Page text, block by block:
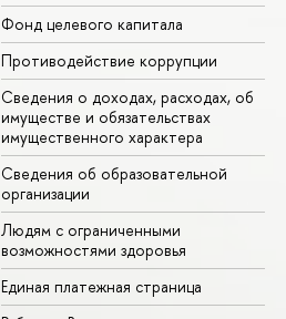
Фонд целевого капитала
Противодействие коррупции
Сведения о доходах, расходах, об
имуществе и обязательствах
имущественного характера
Сведения об образовательной
организации
Людям с ограниченными
возможностями здоровья
Единая платежная страница